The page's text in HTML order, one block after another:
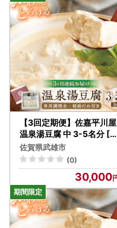
【3回定期便】佐嘉平川屋
温泉湯豆腐 中 3-5名分 [U
BU011] 豆腐 とうふ
佐賀県武雄市
(0)
30,000